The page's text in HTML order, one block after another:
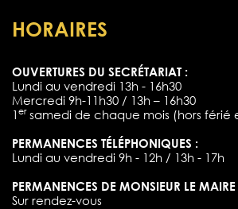
HORAIRES
OUVERTURES DU SECRÉTARIAT :
Lundi au vendredi 13h - 16h30
Mercredi 9h-11h30 / 13h – 16h30
1 ersamedi de chaque mois (hors férié
PERMANENCES TÉLÉPHONIQUES :
Lundi au vendredi 9h - 12h / 13h - 17h
PERMANENCES DE MONSIEUR LE
Sur rendez-vous